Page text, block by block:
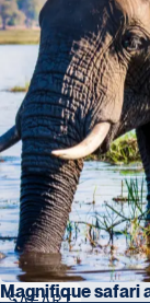
Magnifique safari